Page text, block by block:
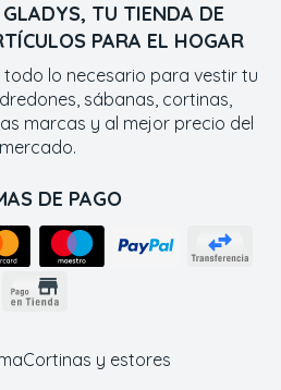
TU TIENDA DE
PARA EL HOGAR
lo necesario para vestir tu
sábanas, cortinas,
marcas y al mejor precio del
mercado.
DE PAGO
Cortinas y estores